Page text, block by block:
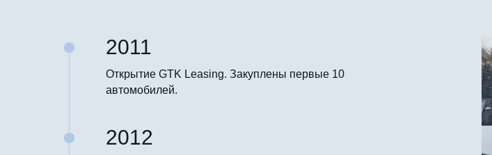
2011
Открытие GTK Leasing. Закуплены первые 10
автомобилей.
2012